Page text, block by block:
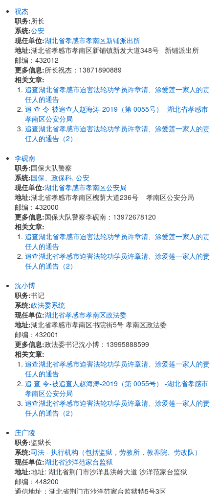
祝杰
职务:所长
系统:公安
现任单位:湖北省孝感市孝南区新铺派出所
地址:湖北省孝感市孝南区新铺镇新发大道348号 新铺派出所
邮编：432012
更多信息:所长祝杰：13871890889
相关文章:
追查湖北省孝感市迫害法轮功学员许章清、涂爱莲一家人的责
任人的通告
追 查 令-被追查人赵海涛-2019（第 0055号） -湖北省孝感市
孝南区公安分局
追查湖北省孝感市迫害法轮功学员许章清、涂爱莲一家人的责
任人的通告（2）
李砚南
职务:国保大队警察
系统:国保、政保科, 公安
现任单位:湖北省孝感市孝南区公安局
地址:湖北省孝感市孝南区槐荫大道236号 孝南区公安分局
邮编：432000
更多信息:国保大队警察李砚南：13972678120
相关文章:
追查湖北省孝感市迫害法轮功学员许章清、涂爱莲一家人的责
任人的通告
追查湖北省孝感市迫害法轮功学员许章清、涂爱莲一家人的责
任人的通告（2）
沈小博
职务:书记
系统:政法委系统
现任单位:湖北省孝感市孝南区政法委
地址:湖北省孝感市孝南区书院街5号 孝南区政法委
邮编：432001
更多信息:政法委书记沈小博：13995888599
相关文章:
追查湖北省孝感市迫害法轮功学员许章清、涂爱莲一家人的责
任人的通告
追 查 令-被追查人赵海涛-2019（第 0055号） -湖北省孝感市
孝南区公安分局
追查湖北省孝感市迫害法轮功学员许章清、涂爱莲一家人的责
任人的通告（2）
庄广陵
职务:监狱长
系统:司法 - 执行机构（包括监狱，劳教所，教养院、劳改队）
现任单位:湖北省沙洋范家台监狱
地址:地址: 湖北省荆门市沙洋县洪岭大道 沙洋范家台监狱
邮编：448200
通信地址：湖北省荆门市沙洋范家台监狱特5号3区